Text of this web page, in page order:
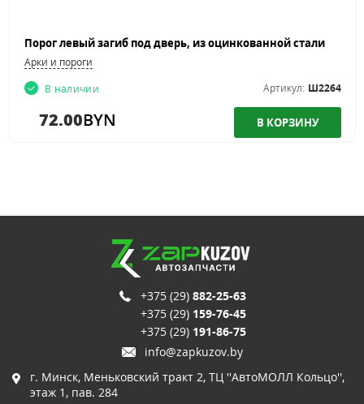
Порог левый загиб под дверь, из оцинкованной стали
Арки и пороги
В наличии
Артикул: Ш2264
72.00BYN
+375 (29) 882-25-63
+375 (29) 159-76-45
+375 (29) 191-86-75
info@zapkuzov.by
г. Минск, Меньковский тракт 2, ТЦ ''АвтоМОЛЛ Кольцо'',
этаж 1, пав. 284